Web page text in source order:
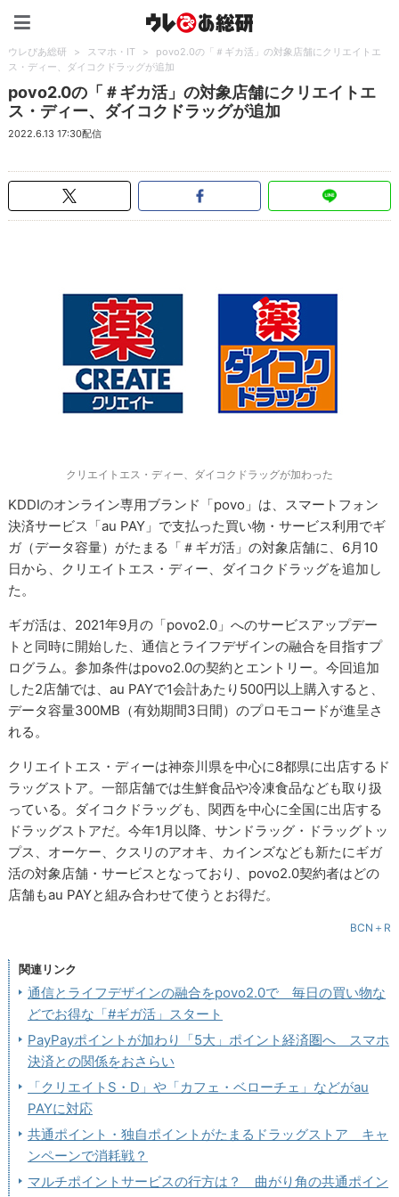
ウレぴあ総研 > スマホ・IT >
povo2.0の「＃ギカ活」の対象店舗にクリエイトエ
ス・ディー、ダイコクドラッグが追加
povo2.0の「＃ギカ活」の対象店舗にクリエイトエ
ス・ディー、ダイコクドラッグが追加
2022.6.13 17:30配信
クリエイトエス・ディー、ダイコクドラッグが加わった
KDDIのオンライン専用ブランド「povo」は、スマートフォン
決済サービス「au PAY」で支払った買い物・サービス利用でギ
ガ（データ容量）がたまる「＃ギガ活」の対象店舗に、6月10
日から、クリエイトエス・ディー、ダイコクドラッグを追加し
た。
ギガ活は、2021年9月の「povo2.0」へのサービスアップデー
トと同時に開始した、通信とライフデザインの融合を目指すプ
ログラム。参加条件はpovo2.0の契約とエントリー。今回追加
した2店舗では、au PAYで1会計あたり500円以上購入すると、
データ容量300MB（有効期間3日間）のプロモコードが進呈さ
れる。
クリエイトエス・ディーは神奈川県を中心に8都県に出店するド
ラッグストア。一部店舗では生鮮食品や冷凍食品なども取り扱
っている。ダイコクドラッグも、関西を中心に全国に出店する
ドラッグストアだ。今年1月以降、サンドラッグ・ドラッグトッ
プス、オーケー、クスリのアオキ、カインズなども新たにギガ
活の対象店舗・サービスとなっており、povo2.0契約者はどの
店舗もau PAYと組み合わせて使うとお得だ。
BCN＋R
関連リンク
通信とライフデザインの融合をpovo2.0で 毎日の買い物な
どでお得な「#ギガ活」スタート
PayPayポイントが加わり「5大」ポイント経済圏へ スマホ
決済との関係をおさらい
「クリエイトS・D」や「カフェ・ベローチェ」などがau
PAYに対応
共通ポイント・独自ポイントがたまるドラッグストア キャ
ンペーンで消耗戦？
マルチポイントサービスの行方は？ 曲がり角の共通ポイン